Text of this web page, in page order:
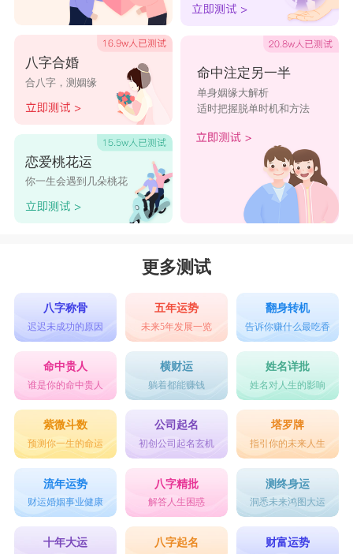
八字合婚
合八字，测姻缘
恋爱桃花运
你一生会遇到几朵桃花
命中注定另一半
单身姻缘大解析
适时把握脱单时机和方法
更多测试
八字称骨
迟迟未成功的原因
五年运势
未来5年发展一览
翻身转机
告诉你赚什么最吃香
命中贵人
谁是你的命中贵人
横财运
躺着都能赚钱
姓名详批
姓名对人生的影响
紫微斗数
预测你一生的命运
公司起名
初创公司起名玄机
塔罗牌
指引你的未来人生
流年运势
财运婚姻事业健康
八字精批
解答人生困惑
测终身运
洞悉未来鸿图大运
十年大运 八字起名 财富运势